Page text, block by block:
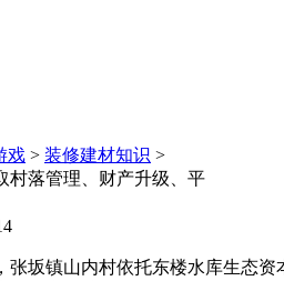
戏 > 装修建材知识 >
村落管理、财产升级、平
镇山内村依托东楼水库生态资